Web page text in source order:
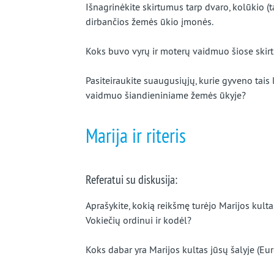
Išnagrinėkite skirtumus tarp dvaro, kolūkio
dirbančios žemės ūkio įmonės.
Koks buvo vyrų ir moterų vaidmuo šiose
Pasiteiraukite suaugusiųjų, kurie gyveno
vaidmuo šiandieniniame žemės ūkyje?
Marija ir riteris
Referatui su diskusija:
Aprašykite, kokią reikšmę turėjo Marijos
Vokiečių ordinui ir kodėl?
Koks dabar yra Marijos kultas jūsų šalyje